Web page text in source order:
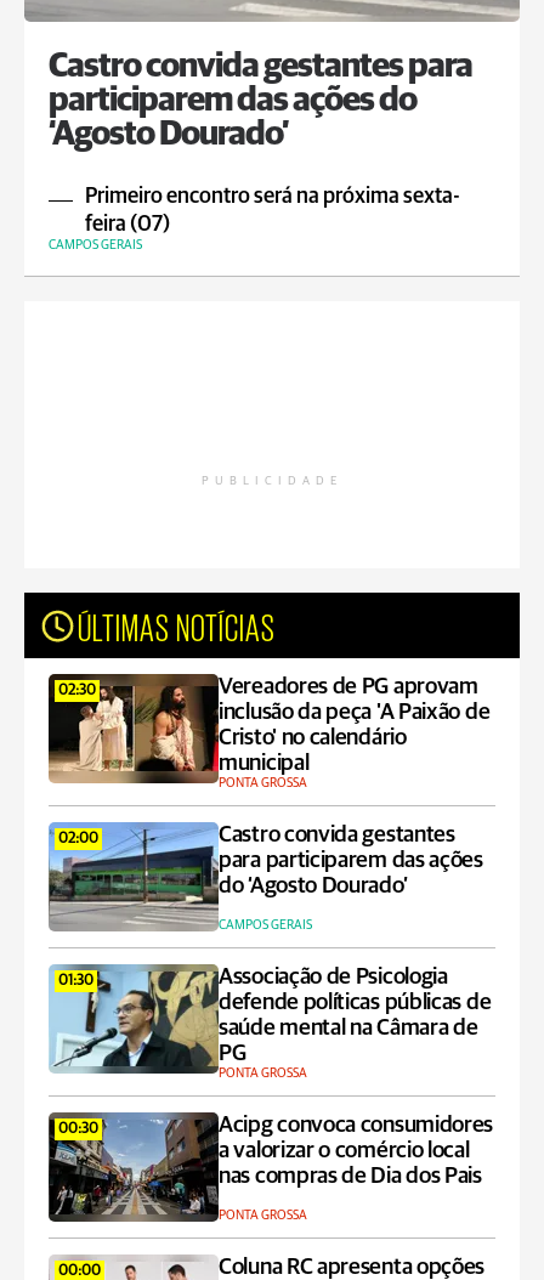
Castro convida gestantes para
participarem das ações do
‘Agosto Dourado’
Primeiro encontro será na próxima sexta-
feira (07)
CAMPOS GERAIS
PUBLICIDADE
ÚLTIMAS NOTÍCIAS
02:30
Vereadores de PG aprovam
inclusão da peça 'A Paixão de
Cristo' no calendário
municipal
PONTA GROSSA
02:00
Castro convida gestantes
para participarem das ações
do ‘Agosto Dourado’
CAMPOS GERAIS
01:30
Associação de Psicologia
defende políticas públicas de
saúde mental na Câmara de
PG
PONTA GROSSA
00:30
Acipg convoca consumidores
a valorizar o comércio local
nas compras de Dia dos Pais
PONTA GROSSA
00:00
Coluna RC apresenta opções